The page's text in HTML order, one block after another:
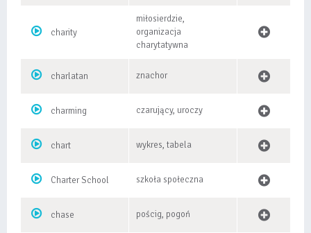
charity
miłosierdzie,
organizacja
charytatywna
charlatan znachor
charming czarujący, uroczy
chart wykres, tabela
Charter School szkoła społeczna
chase pościg, pogoń